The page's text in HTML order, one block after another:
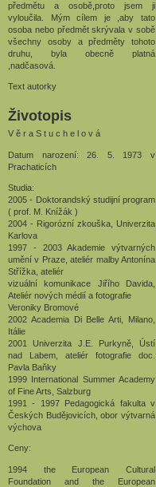
předmětu a osobě,proto jsem ji
vyloučila. Mým cílem je ,aby tato
osoba nebo předmět skrývala v sobě
všechny osoby a předměty tohoto
druhu, byla obecně platná
,nadčasová.
Text autorky
Životopis
V ě r a S t u c h e l o v á
Datum narození: 26. 5. 1973 v
Prachaticích
Studia:
2005 - Doktorandský studijní program
( prof. M. Knížák )
2004 - Rigorózní zkouška, Univerzita
Karlova
1997 - 2003 Akademie výtvarných
umění v Praze, ateliér malby Antonína
Střížka, ateliér
vizuální komunikace Jiřího Davida,
Ateliér nových médií a fotografie
Veroniky Bromové
2002 Academia Di Belle Arti, Milano,
Itálie
2001 Univerzita J.E. Purkyně, Ústí
nad Labem, ateliér fotografie doc.
Pavla Baňky
1999 International Summer Academy
of Fine Arts, Salzburg
1991 - 1997 Pedagogická fakulta v
Českých Budějovicích, obor výtvarná
výchova
Ceny:
1994 the European Cultural
Foundation and the European